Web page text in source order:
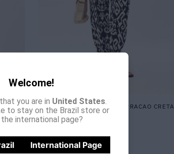
Welcome!
you are in United States.
to stay on the Brazil store or
international page?
International Page
CALÇA PALA COM AMARRACAO CRETA